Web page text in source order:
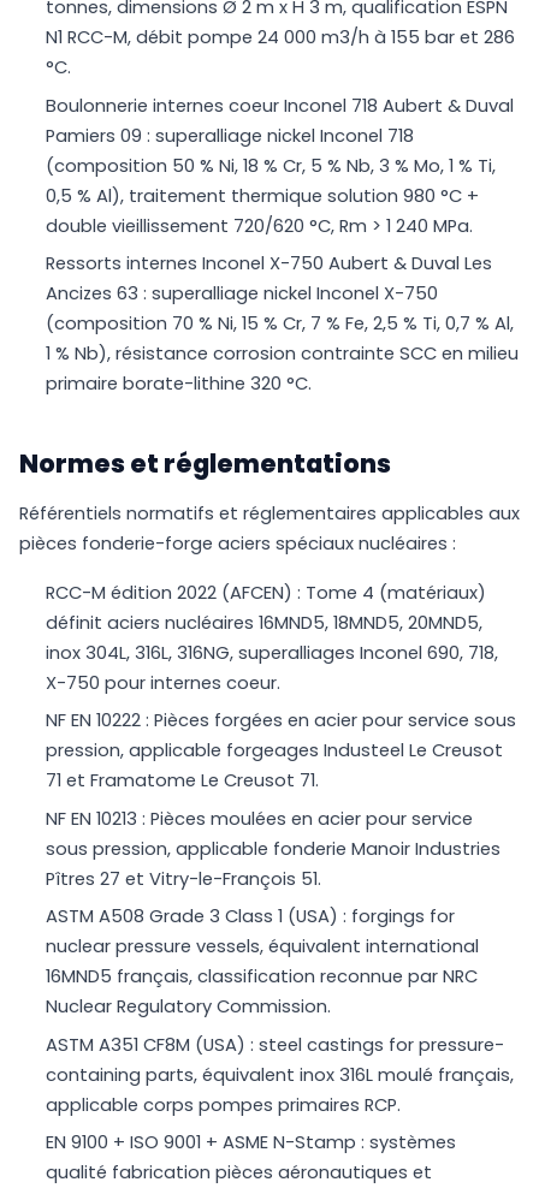
tonnes, dimensions Ø 2 m x H 3 m, qualification ESPN
N1 RCC-M, débit pompe 24 000 m3/h à 155 bar et 286
°C.
Boulonnerie internes coeur Inconel 718 Aubert & Duval
Pamiers 09 : superalliage nickel Inconel 718
(composition 50 % Ni, 18 % Cr, 5 % Nb, 3 % Mo, 1 % Ti,
0,5 % Al), traitement thermique solution 980 °C +
double vieillissement 720/620 °C, Rm > 1 240 MPa.
Ressorts internes Inconel X-750 Aubert & Duval Les
Ancizes 63 : superalliage nickel Inconel X-750
(composition 70 % Ni, 15 % Cr, 7 % Fe, 2,5 % Ti, 0,7 % Al,
1 % Nb), résistance corrosion contrainte SCC en milieu
primaire borate-lithine 320 °C.
Normes et réglementations
Référentiels normatifs et réglementaires applicables aux
pièces fonderie-forge aciers spéciaux nucléaires :
RCC-M édition 2022 (AFCEN) : Tome 4 (matériaux)
définit aciers nucléaires 16MND5, 18MND5, 20MND5,
inox 304L, 316L, 316NG, superalliages Inconel 690, 718,
X-750 pour internes coeur.
NF EN 10222 : Pièces forgées en acier pour service sous
pression, applicable forgeages Industeel Le Creusot
71 et Framatome Le Creusot 71.
NF EN 10213 : Pièces moulées en acier pour service
sous pression, applicable fonderie Manoir Industries
Pîtres 27 et Vitry-le-François 51.
ASTM A508 Grade 3 Class 1 (USA) : forgings for
nuclear pressure vessels, équivalent international
16MND5 français, classification reconnue par NRC
Nuclear Regulatory Commission.
ASTM A351 CF8M (USA) : steel castings for pressure-
containing parts, équivalent inox 316L moulé français,
applicable corps pompes primaires RCP.
EN 9100 + ISO 9001 + ASME N-Stamp : systèmes
qualité fabrication pièces aéronautiques et